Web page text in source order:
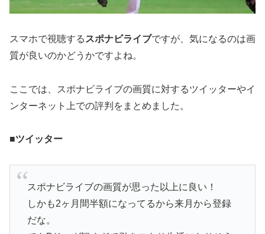
スマホで視聴する スポナビライブですが、気になるのは画
質が良いのかどうかですよね。
ここでは、スポナビライブの画質に対するツイッターやイ
ンターネット上での評判をまとめました。
■ツイッター
スポナビライブの画質が思った以上に良い！
しかも2ヶ月間半額になってるから来月から登録
だな。